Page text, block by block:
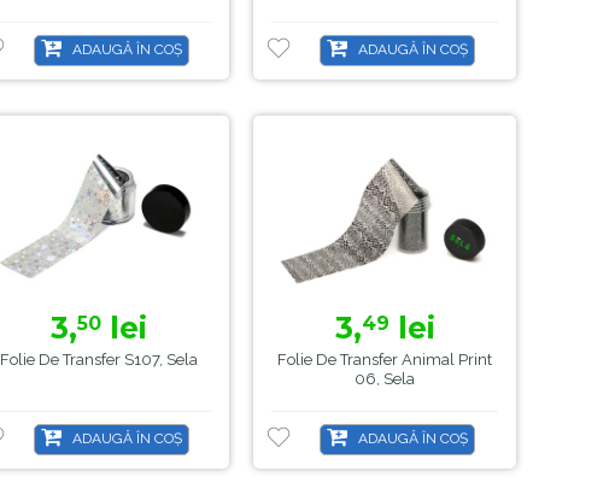
ADAUGĂ ÎN COȘ ADAUGĂ ÎN COȘ
3,50lei
Folie De Transfer S107, Sela
ADAUGĂ ÎN COȘ
3,49 lei
Folie De Transfer Animal Print
06, Sela
ADAUGĂ ÎN COȘ